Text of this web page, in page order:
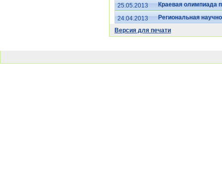
25.05.2013
Краевая олимпиада
24.04.2013
Региональная
Версия для печати